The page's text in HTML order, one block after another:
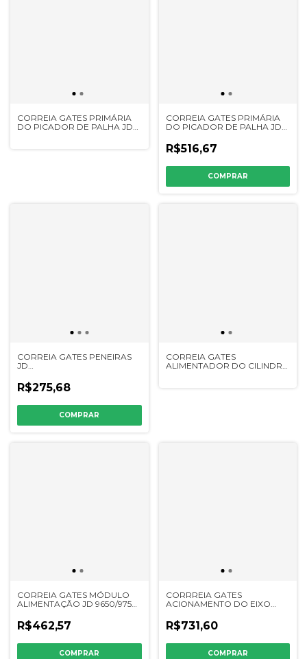
CORREIA GATES PRIMÁRIA
DO PICADOR DE PALHA JD
CORREIA GATES PRIMÁRIA
DO PICADOR DE PALHA JD
- 223278 - Z35358
R$516,67
CORREIA GATES PENEIRAS
JD
- 402238 - SA00601
R$275,68
CORREIA GATES
ALIMENTADOR DO CILINDRO
CORREIA GATES MÓDULO
ALIMENTAÇÃO JD 9650/9750
R$462,57
CORRREIA GATES
ACIONAMENTO DO EIXO
SEPARADOR JD STS/S -
227263K - HXE88564
R$731,60